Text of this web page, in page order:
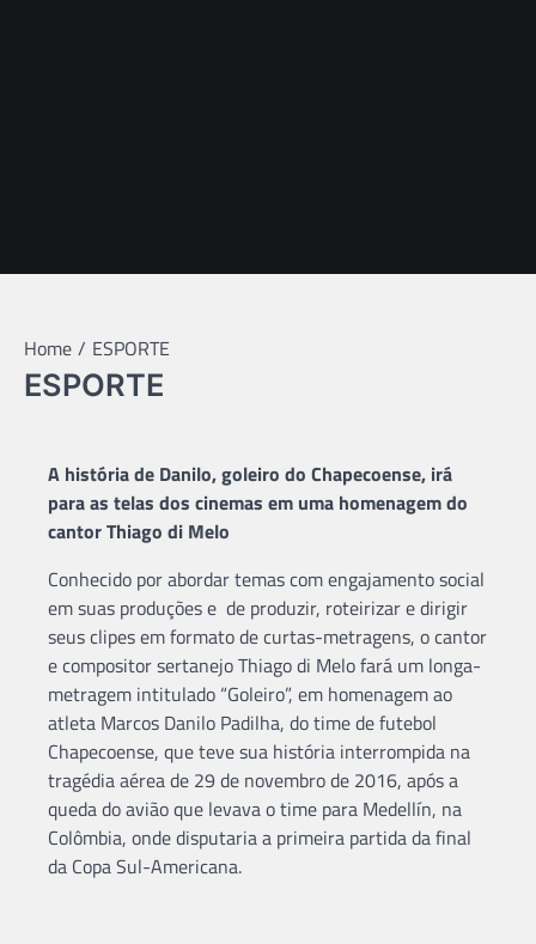
Home ESPORTE
ESPORTE
A história de Danilo, goleiro do Chapecoense, irá
para as telas dos cinemas em uma homenagem do
cantor Thiago di Melo
Conhecido por abordar temas com engajamento social
em suas produções e de produzir, roteirizar e dirigir
seus clipes em formato de curtas-metragens, o cantor
e compositor sertanejo Thiago di Melo fará um longa-
metragem intitulado “Goleiro”, em homenagem ao
atleta Marcos Danilo Padilha, do time de futebol
Chapecoense, que teve sua história interrompida na
tragédia aérea de 29 de novembro de 2016, após a
queda do avião que levava o time para Medellín, na
Colômbia, onde disputaria a primeira partida da final
da Copa Sul-Americana.